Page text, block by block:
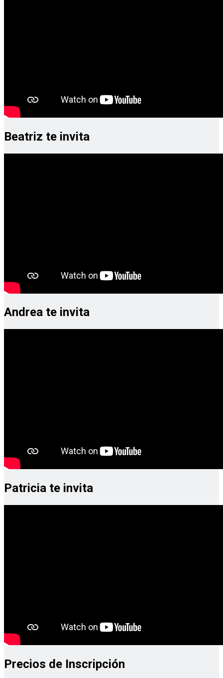
Beatriz te invita
Andrea te invita
Patricia te invita
Precios de Inscripción